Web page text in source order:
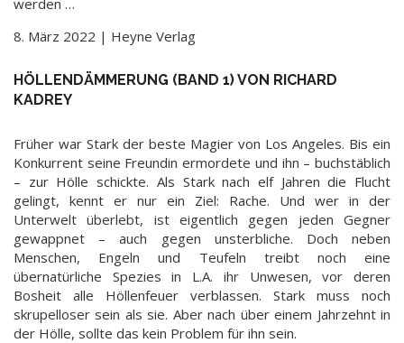
werden …
8. März 2022 | Heyne Verlag
HÖLLENDÄMMERUNG (BAND 1) VON RICHARD
KADREY
Früher war Stark der beste Magier von Los Angeles. Bis ein
Konkurrent seine Freundin ermordete und ihn – buchstäblich
– zur Hölle schickte. Als Stark nach elf Jahren die Flucht
gelingt, kennt er nur ein Ziel: Rache. Und wer in der
Unterwelt überlebt, ist eigentlich gegen jeden Gegner
gewappnet – auch gegen unsterbliche. Doch neben
Menschen, Engeln und Teufeln treibt noch eine
übernatürliche Spezies in L.A. ihr Unwesen, vor deren
Bosheit alle Höllenfeuer verblassen. Stark muss noch
skrupelloser sein als sie. Aber nach über einem Jahrzehnt in
der Hölle, sollte das kein Problem für ihn sein.